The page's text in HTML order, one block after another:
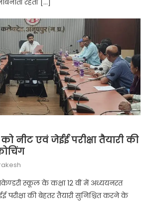
रहतीं […]
को नीट एवं जेईई परीक्षा तैयारी की
स्कूल के कक्षा 12 वीं में अध्ययनरत
परीक्षा की बेहतर तैयारी सुनिश्चित करने के